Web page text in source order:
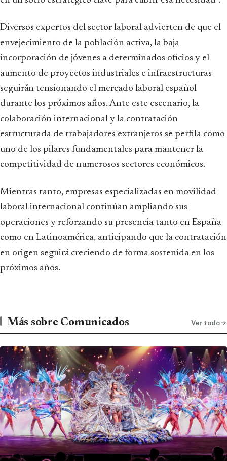
Diversos expertos del sector laboral advierten de que el
envejecimiento de la población activa, la baja
incorporación de jóvenes a determinados oficios y el
aumento de proyectos industriales e infraestructuras
seguirán tensionando el mercado laboral español
durante los próximos años. Ante este escenario, la
colaboración internacional y la contratación
estructurada de trabajadores extranjeros se perfila como
uno de los pilares fundamentales para mantener la
competitividad de numerosos sectores económicos.
Mientras tanto, empresas especializadas en movilidad
laboral internacional continúan ampliando sus
operaciones y reforzando su presencia tanto en España
como en Latinoamérica, anticipando que la contratación
en origen seguirá creciendo de forma sostenida en los
próximos años.
Más sobre Comunicados Ver todo